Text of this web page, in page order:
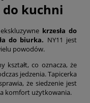
do kuchni
krzesła do
do biurka. NY11 jest
powodów.
kształt, co oznacza, że
jedzenia. Tapicerka
że siedzenie jest
komfort użytkowania.